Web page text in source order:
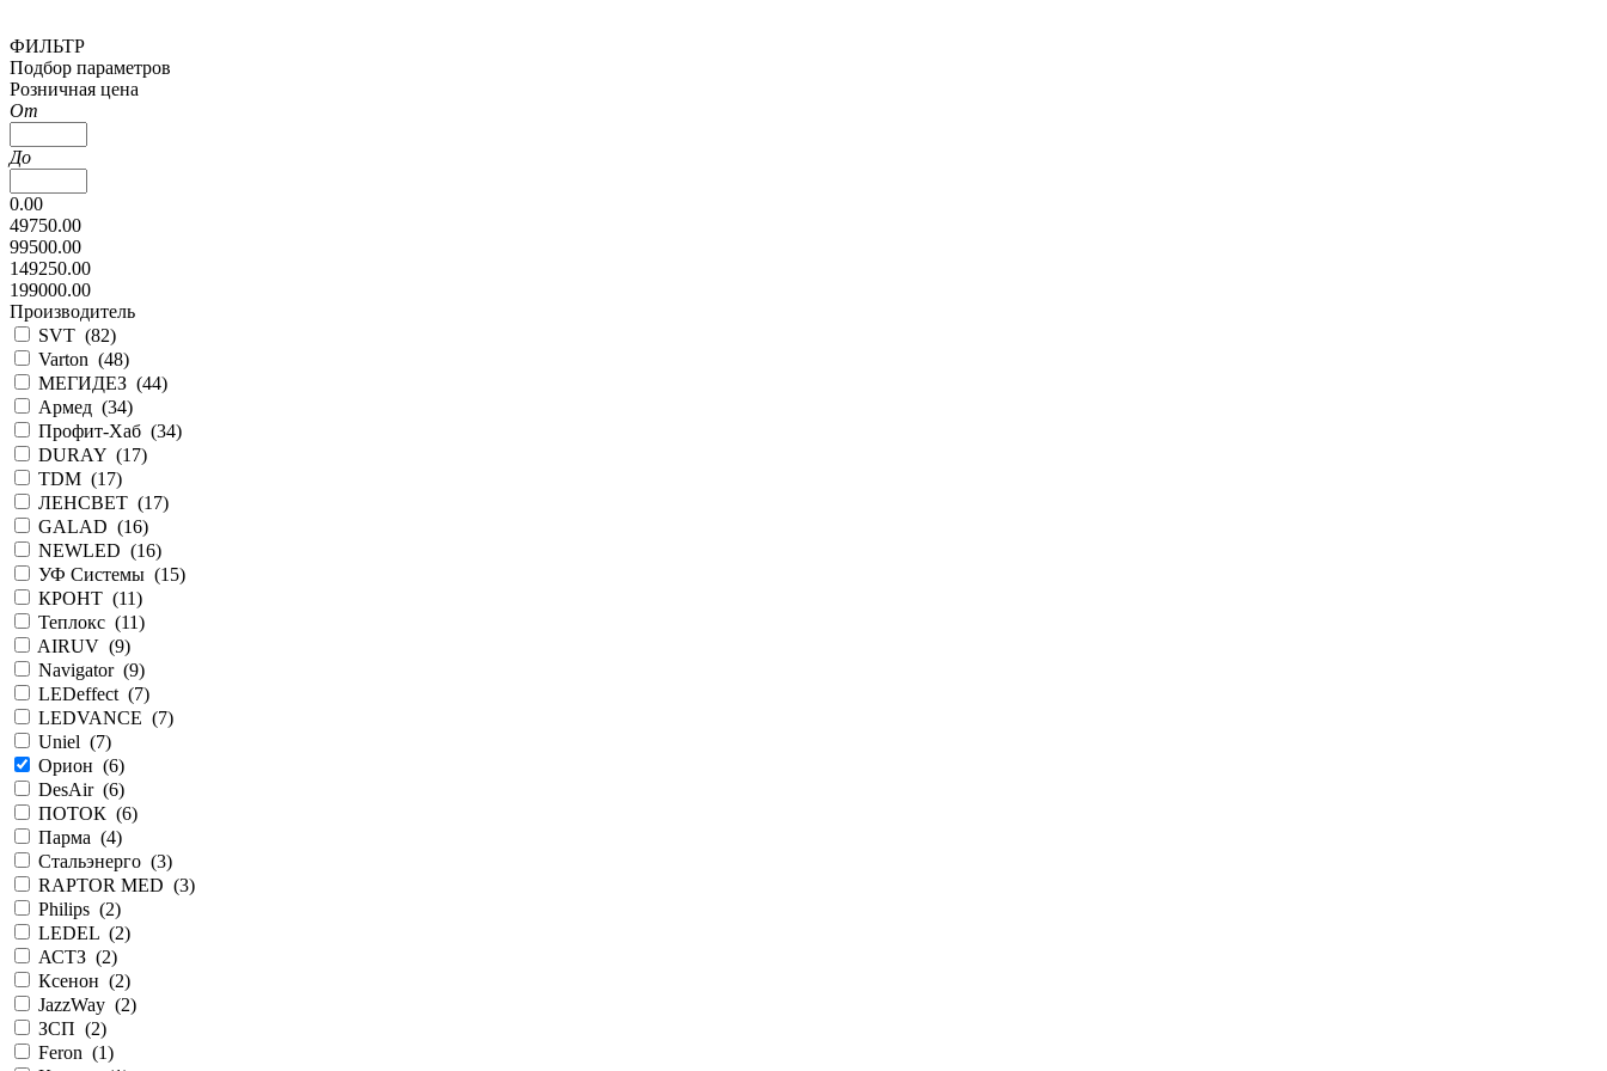
ФИЛЬТР
Подбор параметров
Розничная цена
От
До
0.00
49750.00
99500.00
149250.00
199000.00
Производитель
SVT (82)
Varton (48)
МЕГИДЕЗ (44)
Армед (34)
Профит-Хаб (34)
DURAY (17)
TDM (17)
ЛЕНСВЕТ (17)
GALAD (16)
NEWLED (16)
УФ Системы (15)
КРОНТ (11)
Теплокс (11)
AIRUV (9)
Navigator (9)
LEDeffect (7)
LEDVANCE (7)
Uniel (7)
Орион (6)
DesAir (6)
ПОТОК (6)
Парма (4)
Стальэнерго (3)
RAPTOR MED (3)
Philips (2)
LEDEL (2)
АСТЗ (2)
Ксенон (2)
JazzWay (2)
ЗСП (2)
Feron (1)